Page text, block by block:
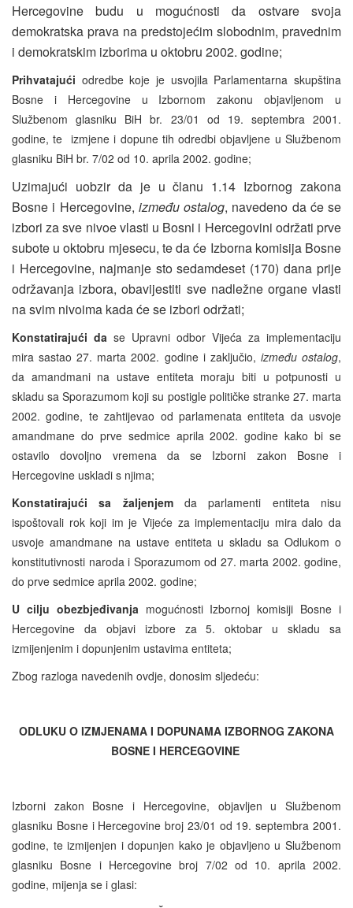
Hercegovine budu u mogućnosti da ostvare svoja
demokratska prava na predstojećim slobodnim, pravednim
i demokratskim izborima u oktobru 2002. godine;
Prihvatajući odredbe koje je usvojila Parlamentarna skupština
Bosne i Hercegovine u Izbornom zakonu objavljenom u
Službenom glasniku BiH br. 23/01 od 19. septembra 2001.
godine, te izmjene i dopune tih odredbi objavljene u Službenom
glasniku BiH br. 7/02 od 10. aprila 2002. godine;
Uzimajući uobzir da je u članu 1.14 Izbornog zakona
Bosne i Hercegovine, između ostalog, navedeno da će se
izbori za sve nivoe vlasti u Bosni i Hercegovini održati prve
subote u oktobru mjesecu, te da će Izborna komisija Bosne
i Hercegovine, najmanje sto sedamdeset (170) dana prije
održavanja izbora, obavijestiti sve nadležne organe vlasti
na svim nivoima kada će se izbori održati;
Konstatirajući da se Upravni odbor Vijeća za implementaciju
mira sastao 27. marta 2002. godine i zaključio, između ostalog,
da amandmani na ustave entiteta moraju biti u potpunosti u
skladu sa Sporazumom koji su postigle političke stranke 27. marta
2002. godine, te zahtijevao od parlamenata entiteta da usvoje
amandmane do prve sedmice aprila 2002. godine kako bi se
ostavilo dovoljno vremena da se Izborni zakon Bosne i
Hercegovine uskladi s njima;
Konstatirajući sa žaljenjemda parlamenti entiteta nisu
ispoštovali rok koji im je Vijeće za implementaciju mira dalo da
usvoje amandmane na ustave entiteta u skladu sa Odlukom o
konstitutivnosti naroda i Sporazumom od 27. marta 2002. godine,
do prve sedmice aprila 2002. godine;
U cilju obezbjeđivanja mogućnosti Izbornoj komisiji Bosne i
Hercegovine da objavi izbore za 5. oktobar u skladu sa
izmijenjenim i dopunjenim ustavima entiteta;
Zbog razloga navedenih ovdje, donosim sljedeću:
ODLUKU O IZMJENAMA I DOPUNAMA IZBORNOG ZAKONA
BOSNE I HERCEGOVINE
Izborni zakon Bosne i Hercegovine, objavljen u Službenom
glasniku Bosne i Hercegovine broj 23/01 od 19. septembra 2001.
godine, te izmijenjen i dopunjen kako je objavljeno u Službenom
glasniku Bosne i Hercegovine broj 7/02 od 10. aprila 2002.
godine, mijenja se i glasi: